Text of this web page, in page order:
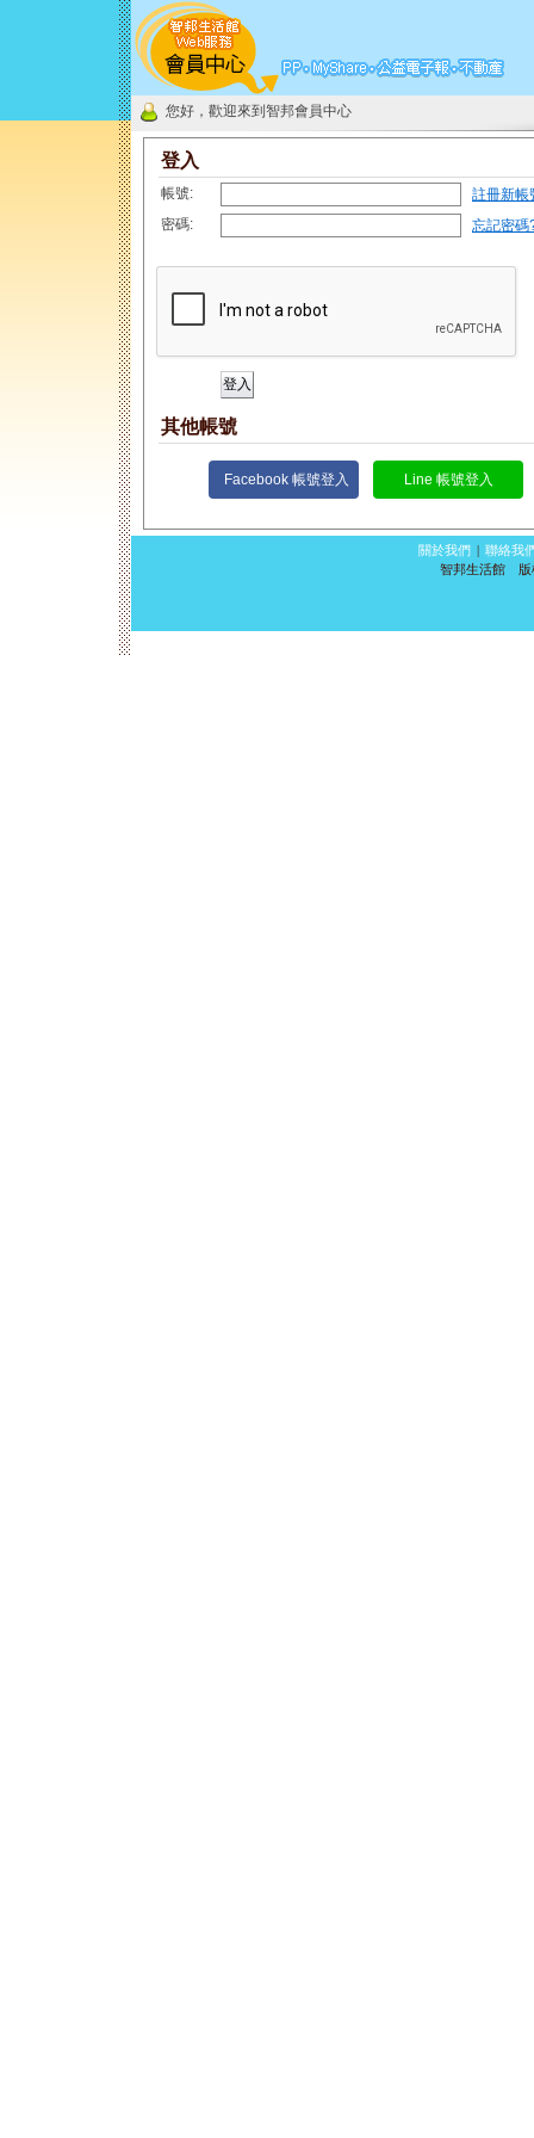
您好，歡迎來到智邦會員中心
登入
帳號:
註冊新帳
密碼:
忘記密碼
其他帳號
Facebook 帳號登入 Line 帳號登入
關於我們 | 聯絡我
智邦生活館 版